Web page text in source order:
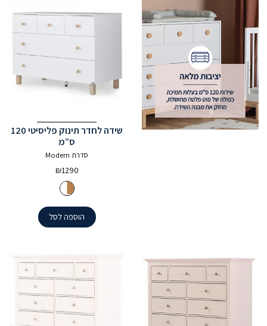
שידה לחדר תינוק פליסיטי 120
ס”מ
סדרת Modern
₪1290
הוספה לסל